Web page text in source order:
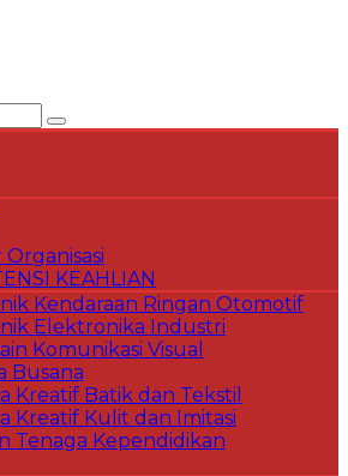
KEAHLIAN
Kendaraan Ringan Otomotif
Elektronika Industri
Komunikasi Visual
Busana
Kreatif Batik dan Tekstil
Kreatif Kulit dan Imitasi
Tenaga Kependidikan